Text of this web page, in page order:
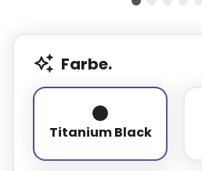
Farbe.
Titanium Black
Titanium Black